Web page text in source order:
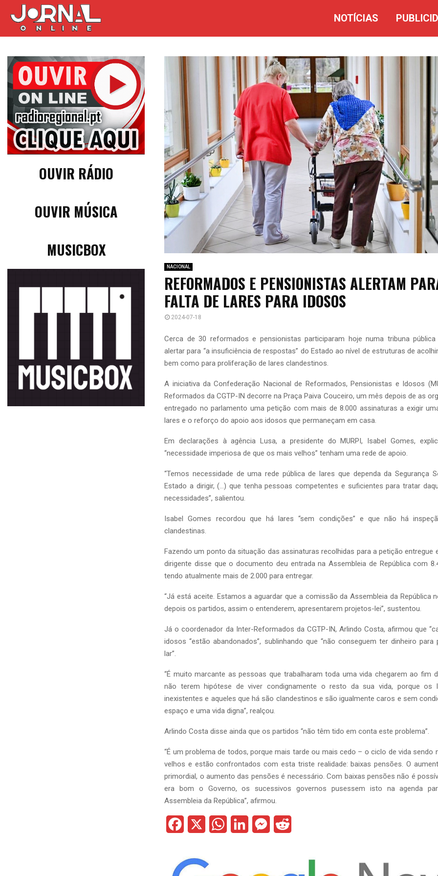
NOTÍCIAS
NACIONAL
REFORMADOS E PENSIONISTAS ALERTAM
FALTA DE LARES PARA IDOSOS
2024-07-18
Cerca de 30 reformados e pensionistas participaram hoje numa tribuna
alertar para “a insuficiência de respostas” do Estado ao nível de estruturas de
bem como para proliferação de lares clandestinos.
A iniciativa da Confederação Nacional de Reformados, Pensionistas e Idosos
Reformados da CGTP-IN decorre na Praça Paiva Couceiro, um mês depois de as
entregado no parlamento uma petição com mais de 8.000 assinaturas a exigir
lares e o reforço do apoio aos idosos que permaneçam em casa.
Em declarações à agência Lusa, a presidente do MURPI, Isabel Gomes,
“necessidade imperiosa de que os mais velhos” tenham uma rede de apoio.
“Temos necessidade de uma rede pública de lares que dependa da Segurança
Estado a dirigir, (…) que tenha pessoas competentes e suficientes para tratar
necessidades”, salientou.
Isabel Gomes recordou que há lares “sem condições” e que não há
clandestinas.
Fazendo um ponto da situação das assinaturas recolhidas para a petição entregue
dirigente disse que o documento deu entrada na Assembleia de República com
tendo atualmente mais de 2.000 para entregar.
“Já está aceite. Estamos a aguardar que a comissão da Assembleia da República
depois os partidos, assim o entenderem, apresentarem projetos-lei”, sustentou.
Já o coordenador da Inter-Reformados da CGTP-IN, Arlindo Costa, afirmou que
idosos “estão abandonados”, sublinhando que “não conseguem ter dinheiro
lar”.
“É muito marcante as pessoas que trabalharam toda uma vida chegarem ao fim
não terem hipótese de viver condignamente o resto da sua vida, porque os
inexistentes e aqueles que há são clandestinos e são igualmente caros e sem
espaço e uma vida digna”, realçou.
Arlindo Costa disse ainda que os partidos “não têm tido em conta este problema”.
“É um problema de todos, porque mais tarde ou mais cedo – o ciclo de vida sendo
velhos e estão confrontados com esta triste realidade: baixas pensões. O
primordial, o aumento das pensões é necessário. Com baixas pensões não é
era bom o Governo, os sucessivos governos pusessem isto na agenda
Assembleia da República”, afirmou.
c
W
M
OUVIR RÁDIO
OUVIR MÚSICA
MUSICBOX